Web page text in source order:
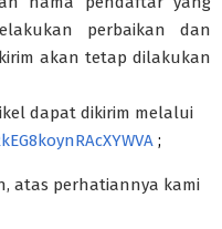
perbaikan dan
akan tetap dilakukan
dapat dikirim melalui
;
atas perhatiannya kami